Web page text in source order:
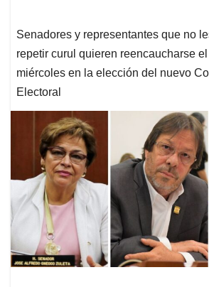
Senadores y representantes que no
repetir curul quieren reencaucharse
miércoles en la elección del nuevo
Electoral